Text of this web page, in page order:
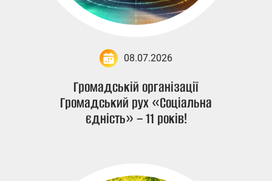
08.07.2026
Громадській організації
Громадський рух «Соціальна
єдність» – 11 років!